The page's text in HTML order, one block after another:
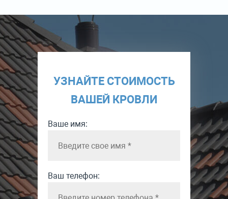
УЗНАЙТЕ СТОИМОСТЬ
ВАШЕЙ КРОВЛИ
Ваше имя:
Ваш телефон: